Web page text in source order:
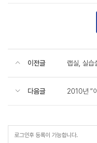
이전글 랩실, 실습
다음글 2010년 “